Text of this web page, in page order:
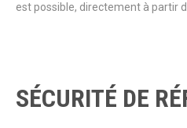
est possible, directement à partir
SÉCURITÉ DE